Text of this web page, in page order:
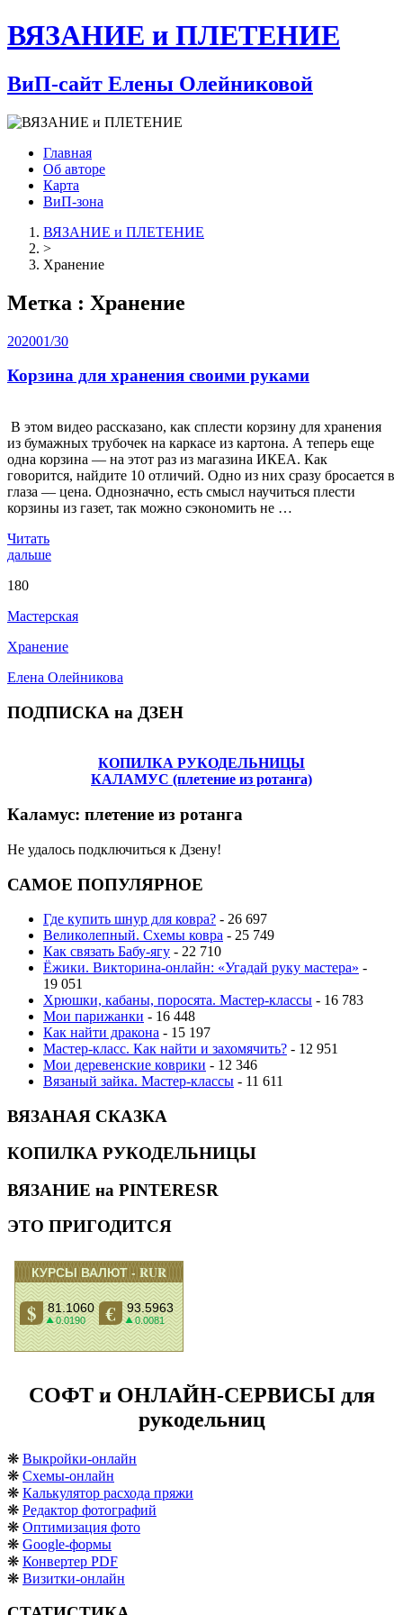
ВЯЗАНИЕ и ПЛЕТЕНИЕ
ВиП-сайт Елены Олейниковой
Главная
Об авторе
Карта
ВиП-зона
ВЯЗАНИЕ и ПЛЕТЕНИЕ
>
Хранение
Метка : Хранение
202001/30
Корзина для хранения своими руками
В этом видео рассказано, как сплести корзину для хранения
из бумажных трубочек на каркасе из картона. А теперь еще
одна корзина — на этот раз из магазина ИКЕА. Как
говорится, найдите 10 отличий. Одно из них сразу бросается в
глаза — цена. Однозначно, есть смысл научиться плести
корзины из газет, так можно сэкономить не …
Читать
дальше
180
Мастерская
Хранение
Елена Олейникова
ПОДПИСКА на ДЗЕН
КОПИЛКА РУКОДЕЛЬНИЦЫ
КАЛАМУС (плетение из ротанга)
Каламус: плетение из ротанга
Не удалось подключиться к Дзену!
САМОЕ ПОПУЛЯРНОЕ
Где купить шнур для ковра? - 26 697
Великолепный. Схемы ковра - 25 749
Как связать Бабу-ягу - 22 710
Ёжики. Викторина-онлайн: «Угадай руку мастера» -
19 051
Хрюшки, кабаны, поросята. Мастер-классы - 16 783
Мои парижанки - 16 448
Как найти дракона - 15 197
Мастер-класс. Как найти и захомячить? - 12 951
Мои деревенские коврики - 12 346
Вязаный зайка. Мастер-классы - 11 611
ВЯЗАНАЯ СКАЗКА
КОПИЛКА РУКОДЕЛЬНИЦЫ
ВЯЗАНИЕ на PINTERESR
ЭТО ПРИГОДИТСЯ
СОФТ и ОНЛАЙН-СЕРВИСЫ для
рукодельниц
❋ Выкройки-онлайн
❋ Схемы-онлайн
❋ Калькулятор расхода пряжи
❋ Редактор фотографий
❋ Оптимизация фото
❋ Google-формы
❋ Конвертер PDF
❋ Визитки-онлайн